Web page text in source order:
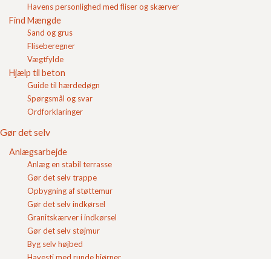
Havens personlighed med fliser og skærver
Find Mængde
Sand og grus
Fliseberegner
Vægtfylde
Hjælp til beton
Guide til hærdedøgn
Spørgsmål og svar
Ordforklaringer
Gør det selv
Anlægsarbejde
Anlæg en stabil terrasse
Gør det selv trappe
Opbygning af støttemur
Gør det selv indkørsel
Granitskærver i indkørsel
Gør det selv støjmur
Byg selv højbed
Havesti med runde hjørner
Indkøbskurv
kalkudfældninger på
Kalkudfældninger påvirker ikke kvaliteten på
betonfliser mv., og dannes når regn, dug eller andet
vand trækker ind i betonfliserne. Vandet opløser kalk
som kan trække op til overfladen hvor det bliver
synligt når vandet fordamper.
Kalkudfældninger viser sig oftest først efter
palletering og endda ofte først efter at fliserne er lagt.
Derfor er det ikke muligt at opdage kalkudfældninger i